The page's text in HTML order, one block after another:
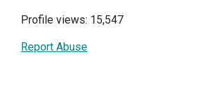
Profile views: 15,547
Report Abuse